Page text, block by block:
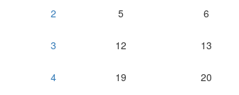
2 5 6
3 12 13
4 19 20